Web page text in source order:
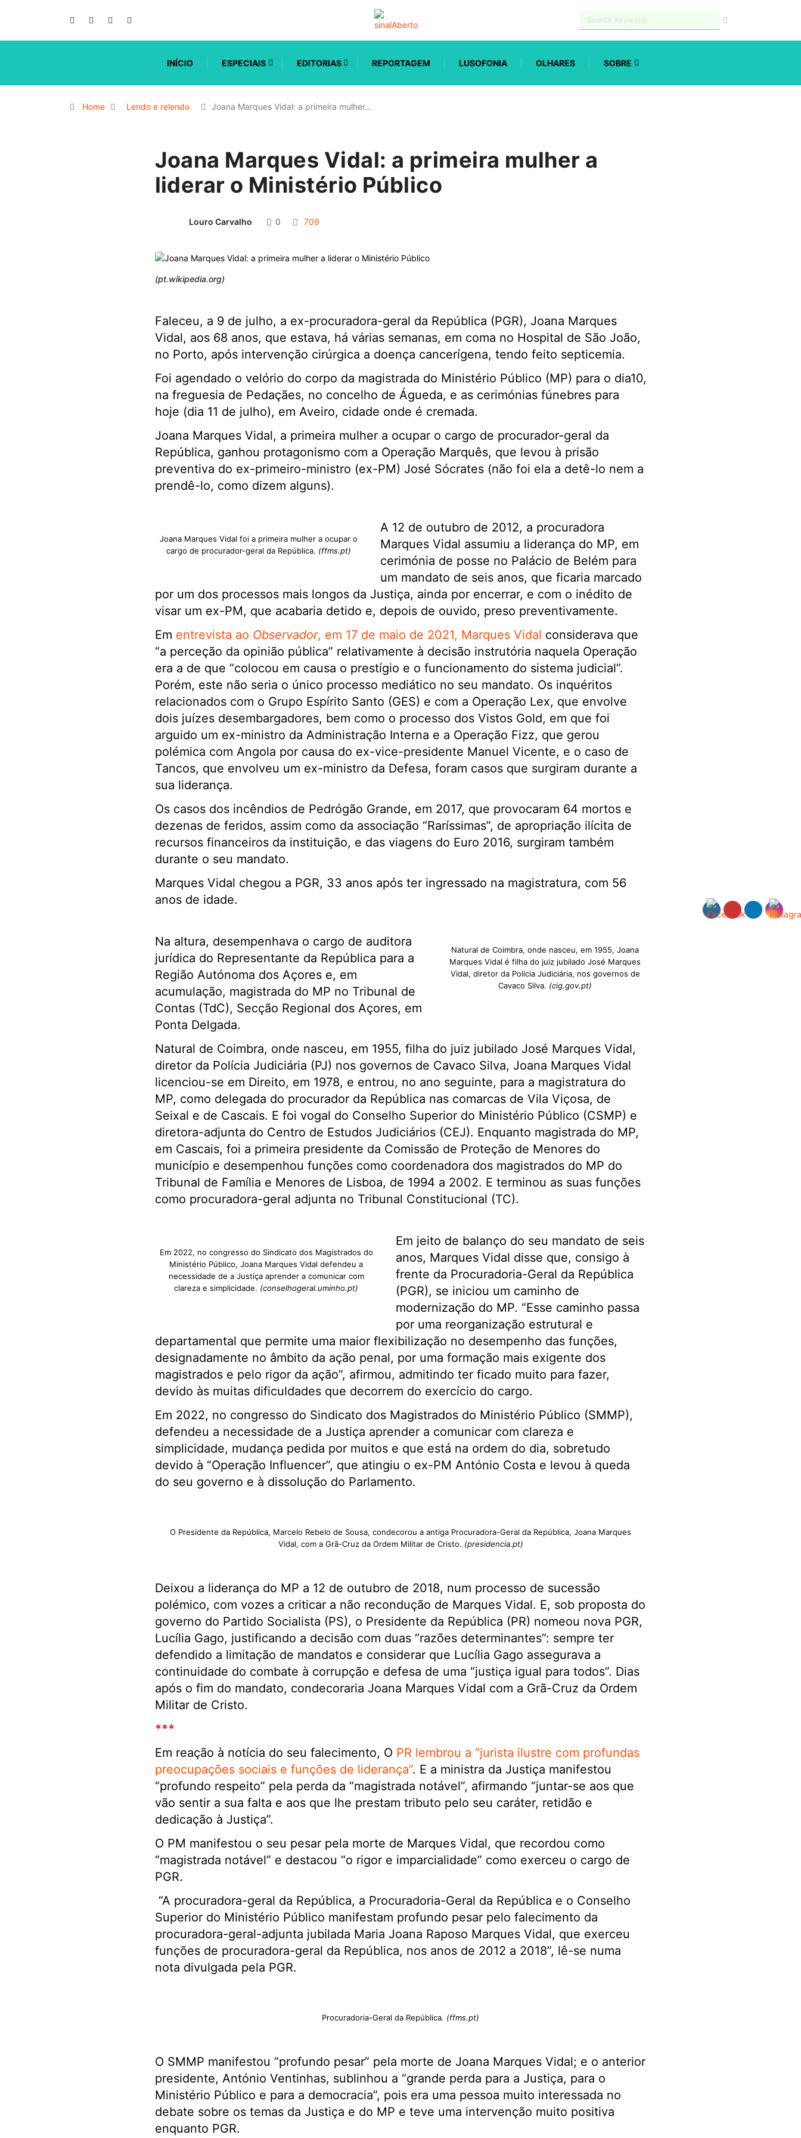
INÍCIO ESPECIAIS EDITORIAS REPORTAGEM LUSOFONIA OLHARES SOBRE
Home Lendo e relendo Joana Marques Vidal: a primeira mulher…
Joana Marques Vidal: a primeira mulher a
liderar o Ministério Público
Louro Carvalho 0 709
(pt.wikipedia.org)
Faleceu, a 9 de julho, a ex-procuradora-geral da República (PGR), Joana Marques
Vidal, aos 68 anos, que estava, há várias semanas, em coma no Hospital de São João,
no Porto, após intervenção cirúrgica a doença cancerígena, tendo feito septicemia.
Foi agendado o velório do corpo da magistrada do Ministério Público (MP) para o dia10,
na freguesia de Pedaçães, no concelho de Águeda, e as cerimónias fúnebres para
hoje (dia 11 de julho), em Aveiro, cidade onde é cremada.
Joana Marques Vidal, a primeira mulher a ocupar o cargo de procurador-geral da
República, ganhou protagonismo com a Operação Marquês, que levou à prisão
preventiva do ex-primeiro-ministro (ex-PM) José Sócrates (não foi ela a detê-lo nem a
prendê-lo, como dizem alguns).
Joana Marques Vidal foi a primeira mulher a ocupar o
cargo de procurador-geral da República. (ffms.pt)
A 12 de outubro de 2012, a procuradora
Marques Vidal assumiu a liderança do MP, em
cerimónia de posse no Palácio de Belém para
um mandato de seis anos, que ficaria marcado
por um dos processos mais longos da Justiça, ainda por encerrar, e com o inédito de
visar um ex-PM, que acabaria detido e, depois de ouvido, preso preventivamente.
Em entrevista ao Observador, em 17 de maio de 2021, Marques Vidal considerava que
“a perceção da opinião pública” relativamente à decisão instrutória naquela Operação
era a de que “colocou em causa o prestígio e o funcionamento do sistema judicial”.
Porém, este não seria o único processo mediático no seu mandato. Os inquéritos
relacionados com o Grupo Espírito Santo (GES) e com a Operação Lex, que envolve
dois juízes desembargadores, bem como o processo dos Vistos Gold, em que foi
arguido um ex-ministro da Administração Interna e a Operação Fizz, que gerou
polémica com Angola por causa do ex-vice-presidente Manuel Vicente, e o caso de
Tancos, que envolveu um ex-ministro da Defesa, foram casos que surgiram durante a
sua liderança.
Os casos dos incêndios de Pedrógão Grande, em 2017, que provocaram 64 mortos e
dezenas de feridos, assim como da associação “Raríssimas”, de apropriação ilícita de
recursos financeiros da instituição, e das viagens do Euro 2016, surgiram também
durante o seu mandato.
Marques Vidal chegou a PGR, 33 anos após ter ingressado na magistratura, com 56
anos de idade.
Natural de Coimbra, onde nasceu, em 1955, Joana
Marques Vidal é filha do juiz jubilado José Marques
Vidal, diretor da Polícia Judiciária, nos governos de
Cavaco Silva. (cig.gov.pt)
Na altura, desempenhava o cargo de auditora
jurídica do Representante da República para a
Região Autónoma dos Açores e, em
acumulação, magistrada do MP no Tribunal de
Contas (TdC), Secção Regional dos Açores, em
Ponta Delgada.
Natural de Coimbra, onde nasceu, em 1955, filha do juiz jubilado José Marques Vidal,
diretor da Polícia Judiciária (PJ) nos governos de Cavaco Silva, Joana Marques Vidal
licenciou-se em Direito, em 1978, e entrou, no ano seguinte, para a magistratura do
MP, como delegada do procurador da República nas comarcas de Vila Viçosa, de
Seixal e de Cascais. E foi vogal do Conselho Superior do Ministério Público (CSMP) e
diretora-adjunta do Centro de Estudos Judiciários (CEJ). Enquanto magistrada do MP,
em Cascais, foi a primeira presidente da Comissão de Proteção de Menores do
município e desempenhou funções como coordenadora dos magistrados do MP do
Tribunal de Família e Menores de Lisboa, de 1994 a 2002. E terminou as suas funções
como procuradora-geral adjunta no Tribunal Constitucional (TC).
Em 2022, no congresso do Sindicato dos Magistrados do
Ministério Público, Joana Marques Vidal defendeu a
necessidade de a Justiça aprender a comunicar com
clareza e simplicidade. (conselhogeral.uminho.pt)
Em jeito de balanço do seu mandato de seis
anos, Marques Vidal disse que, consigo à
frente da Procuradoria-Geral da República
(PGR), se iniciou um caminho de
modernização do MP. “Esse caminho passa
por uma reorganização estrutural e
departamental que permite uma maior flexibilização no desempenho das funções,
designadamente no âmbito da ação penal, por uma formação mais exigente dos
magistrados e pelo rigor da ação”, afirmou, admitindo ter ficado muito para fazer,
devido às muitas dificuldades que decorrem do exercício do cargo.
Em 2022, no congresso do Sindicato dos Magistrados do Ministério Público (SMMP),
defendeu a necessidade de a Justiça aprender a comunicar com clareza e
simplicidade, mudança pedida por muitos e que está na ordem do dia, sobretudo
devido à “Operação Influencer”, que atingiu o ex-PM António Costa e levou à queda
do seu governo e à dissolução do Parlamento.
O Presidente da República, Marcelo Rebelo de Sousa, condecorou a antiga Procuradora-Geral da República, Joana Marques
Vidal, com a Grã-Cruz da Ordem Militar de Cristo. (presidencia.pt)
Deixou a liderança do MP a 12 de outubro de 2018, num processo de sucessão
polémico, com vozes a criticar a não recondução de Marques Vidal. E, sob proposta do
governo do Partido Socialista (PS), o Presidente da República (PR) nomeou nova PGR,
Lucília Gago, justificando a decisão com duas “razões determinantes”: sempre ter
defendido a limitação de mandatos e considerar que Lucília Gago assegurava a
continuidade do combate à corrupção e defesa de uma “justiça igual para todos”. Dias
após o fim do mandato, condecoraria Joana Marques Vidal com a Grã-Cruz da Ordem
Militar de Cristo.
***
Em reação à notícia do seu falecimento, O PR lembrou a “jurista ilustre com profundas
preocupações sociais e funções de liderança”. E a ministra da Justiça manifestou
“profundo respeito” pela perda da “magistrada notável”, afirmando “juntar-se aos que
vão sentir a sua falta e aos que lhe prestam tributo pelo seu caráter, retidão e
dedicação à Justiça”.
O PM manifestou o seu pesar pela morte de Marques Vidal, que recordou como
“magistrada notável” e destacou “o rigor e imparcialidade” como exerceu o cargo de
PGR.
“A procuradora-geral da República, a Procuradoria-Geral da República e o Conselho
Superior do Ministério Público manifestam profundo pesar pelo falecimento da
procuradora-geral-adjunta jubilada Maria Joana Raposo Marques Vidal, que exerceu
funções de procuradora-geral da República, nos anos de 2012 a 2018”, lê-se numa
nota divulgada pela PGR.
Procuradoria-Geral da República. (ffms.pt)
O SMMP manifestou “profundo pesar” pela morte de Joana Marques Vidal; e o anterior
presidente, António Ventinhas, sublinhou a “grande perda para a Justiça, para o
Ministério Público e para a democracia”, pois era uma pessoa muito interessada no
debate sobre os temas da Justiça e do MP e teve uma intervenção muito positiva
enquanto PGR.